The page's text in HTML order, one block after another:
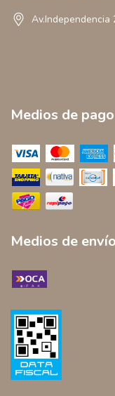
Av.Independencia
Medios de pago
Medios de envío